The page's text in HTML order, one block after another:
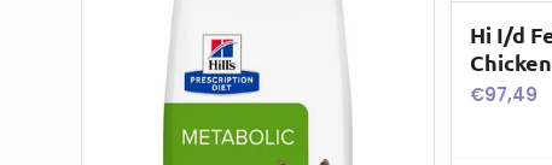
Hi I/d
€97,49